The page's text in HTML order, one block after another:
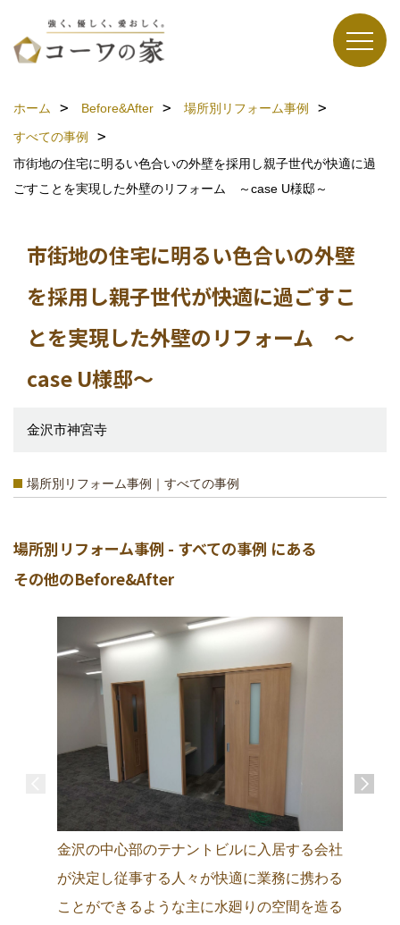
ホーム Before&After
場所別リフォーム事例
すべての事例
市街地の住宅に明るい色合いの外壁を採用し親子世代が快適に過
ごすことを実現した外壁のリフォーム ～case U様邸～
市街地の住宅に明るい色合いの外壁
を採用し親子世代が快適に過ごすこ
とを実現した外壁のリフォーム ～
case U様邸～
金沢市神宮寺
場所別リフォーム事例｜すべての事例
場所別リフォーム事例 - すべての事例 にある
その他のBefore&After
金沢の中心部のテナントビルに入居する会社
が決定し従事する人々が快適に業務に携わる
ことができるような主に水廻りの空間を造る